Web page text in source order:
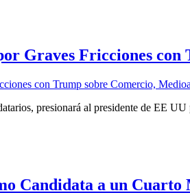
Graves Fricciones con
presionará al presidente de EE
Candidata a un Cuarto